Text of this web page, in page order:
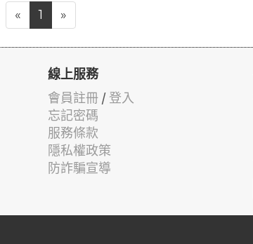
« 1 »
線上服務
會員註冊 / 登入
忘記密碼
服務條款
隱私權政策
防詐騙宣導